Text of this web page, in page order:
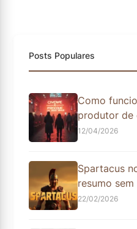
Posts Populares
Como
produtor de
12/04/2026
Spartacus
resumo
22/02/2026